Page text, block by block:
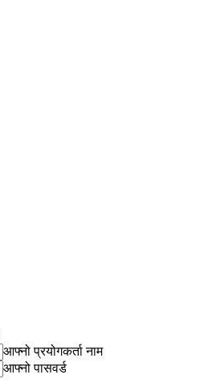
आफ्नो प्रयोगकर्ता नाम
आफ्नो पासवर्ड